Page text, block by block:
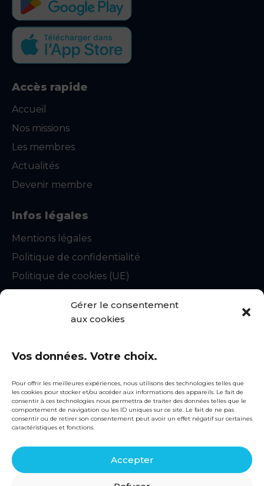
Gérer le consentement
aux cookies
Vos données. Votre choix.
Pour offrir les meilleures expériences, nous utilisons des technologies telles que
les cookies pour stocker et/ou accéder aux informations des appareils. Le fait de
consentir à ces technologies nous permettra de traiter des données telles que le
comportement de navigation ou les ID uniques sur ce site. Le fait de ne pas
consentir ou de retirer son consentement peut avoir un effet négatif sur certaines
caractéristiques et fonctions.
Accepter
Accès rapide
Accueil
Nos missions
Les membres
Actualités
Devenir membre
Infos légales
Mentions légales
Politique de confidentialité
Politique de cookies (UE)
Contact
snecorep@fntp.fr
01 44 13 31 51
Siège social
75008 PARIS